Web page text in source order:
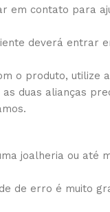
contato para
deverá
o produto, utilize
duas alianças
joalheria ou até
de erro é muito